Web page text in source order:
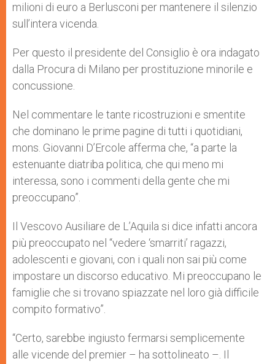
milioni di euro a Berlusconi per mantenere il silenzio
sull’intera vicenda.
Per questo il presidente del Consiglio è ora indagato
dalla Procura di Milano per prostituzione minorile e
concussione.
Nel commentare le tante ricostruzioni e smentite
che dominano le prime pagine di tutti i quotidiani,
mons. Giovanni D’Ercole afferma che, “a parte la
estenuante diatriba politica, che qui meno mi
interessa, sono i commenti della gente che mi
preoccupano”.
Il Vescovo Ausiliare de L’Aquila si dice infatti ancora
più preoccupato nel “vedere ‘smarriti’ ragazzi,
adolescenti e giovani, con i quali non sai più come
impostare un discorso educativo. Mi preoccupano le
famiglie che si trovano spiazzate nel loro già difficile
compito formativo”.
“Certo, sarebbe ingiusto fermarsi semplicemente
alle vicende del premier – ha sottolineato –. Il